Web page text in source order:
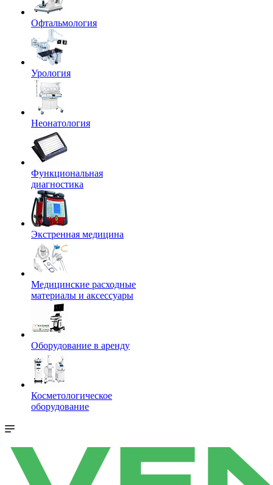
Офтальмология
Урология
Неонатология
Функциональная
диагностика
Экстренная медицина
Медицинские расходные
материалы и аксессуары
Оборудование в аренду
Косметологическое
оборудование